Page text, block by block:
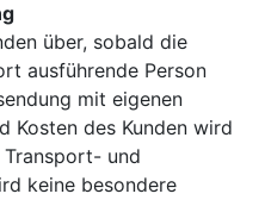
über, sobald die
ausführende Person
mit eigenen
Kosten des Kunden wird
und
keine besondere